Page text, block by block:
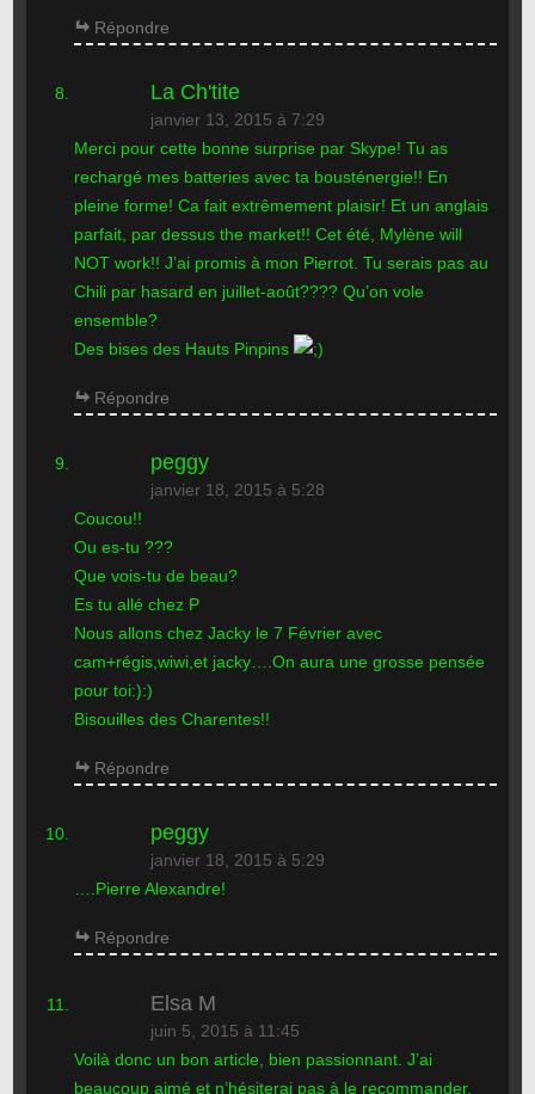
Répondre
La Ch'tite
janvier 13, 2015 à 7:29
Merci pour cette bonne surprise par Skype! Tu as
rechargé mes batteries avec ta bousténergie!! En
pleine forme! Ca fait extrêmement plaisir! Et un anglais
parfait, par dessus the market!! Cet été, Mylène will
NOT work!! J’ai promis à mon Pierrot. Tu serais pas au
Chili par hasard en juillet-août???? Qu’on vole
ensemble?
Des bises des Hauts Pinpins
Répondre
peggy
janvier 18, 2015 à 5:28
Coucou!!
Ou es-tu ???
Que vois-tu de beau?
Es tu allé chez P
Nous allons chez Jacky le 7 Février avec
cam+régis,wiwi,et jacky….On aura une grosse pensée
pour toi:):)
Bisouilles des Charentes!!
Répondre
peggy
janvier 18, 2015 à 5:29
….Pierre Alexandre!
Répondre
Elsa M
juin 5, 2015 à 11:45
Voilà donc un bon article, bien passionnant. J’ai
beaucoup aimé et n’hésiterai pas à le recommander,